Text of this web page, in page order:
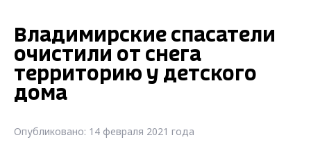
Владимирские спасатели
очистили от снега
территорию у детского
дома
Опубликовано: 14 февраля 2021 года